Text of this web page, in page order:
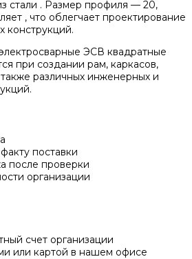
стали . Размер профиля — 20,
, что облегчает проектирование
конструкций.
ЭСВ квадратные
при создании рам, каркасов,
различных инженерных и
поставки
после проверки
организации
счет организации
или картой в нашем офисе